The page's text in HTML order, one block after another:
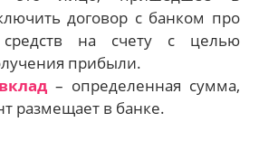
договор с банком про
на счету с целью
прибыли.
– определенная сумма,
размещает в банке.